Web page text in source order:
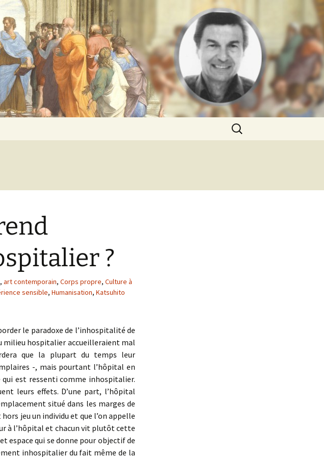
Rechercher :
?
, art contemporain, Corps propre, Culture à
sensible, Humanisation, Katsuhito
le paradoxe de l’inhospitalité de
milieu hospitalier accueilleraient mal
que la plupart du temps leur
-, mais pourtant l’hôpital en
est ressenti comme inhospitalier.
leurs effets. D’une part, l’hôpital
situé dans les marges de
jeu un individu et que l’on appelle
à l’hôpital et chacun vit plutôt cette
espace qui se donne pour objectif de
inhospitalier du fait même de la